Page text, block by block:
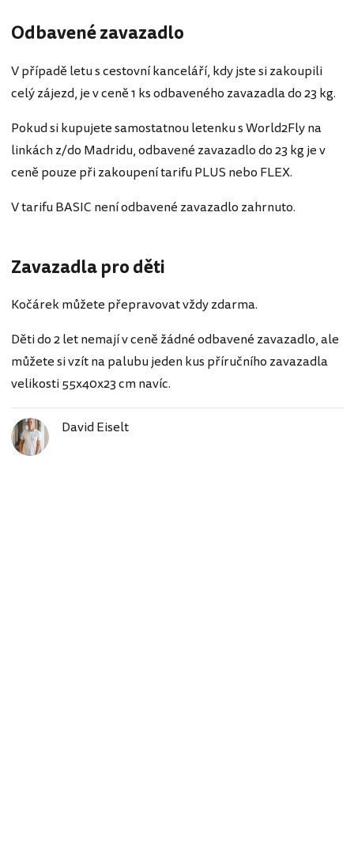
Odbavené zavazadlo
V případě letu s cestovní kanceláří, kdy jste si zakoupili
celý zájezd, je v ceně 1 ks odbaveného zavazadla do 23 kg.
Pokud si kupujete samostatnou letenku s World2Fly na
linkách z/do Madridu, odbavené zavazadlo do 23 kg je v
ceně pouze při zakoupení tarifu PLUS nebo FLEX.
V tarifu BASIC není odbavené zavazadlo zahrnuto.
Zavazadla pro děti
Kočárek můžete přepravovat vždy zdarma.
Děti do 2 let nemají v ceně žádné odbavené zavazadlo, ale
můžete si vzít na palubu jeden kus příručního zavazadla
velikosti 55x40x23 cm navíc.
David Eiselt